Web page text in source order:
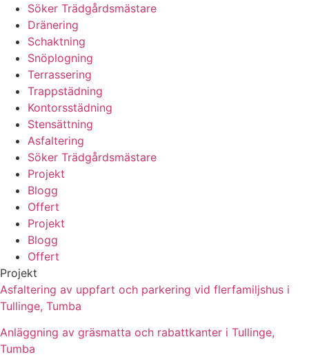
Söker Trädgårdsmästare
Dränering
Schaktning
Snöplogning
Terrassering
Trappstädning
Kontorsstädning
Stensättning
Asfaltering
Söker Trädgårdsmästare
Projekt
Blogg
Offert
Projekt
Blogg
Offert
Projekt
Asfaltering av uppfart och parkering vid flerfamiljshus i
Tullinge, Tumba
Anläggning av gräsmatta och rabattkanter i Tullinge,
Tumba